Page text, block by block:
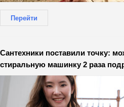
Перейти
Сантехники поставили точку:
стиральную машинку 2 раза